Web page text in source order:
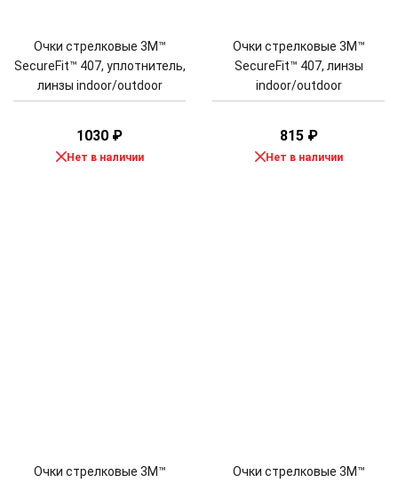
Очки стрелковые 3M™
SecureFit™ 407, уплотнитель,
линзы indoor/outdoor
1030 ₽
Нет в наличии
Очки стрелковые 3M™
SecureFit™ 407, линзы
indoor/outdoor
815 ₽
Нет в наличии
Очки стрелковые 3M™
Очки стрелковые 3M™